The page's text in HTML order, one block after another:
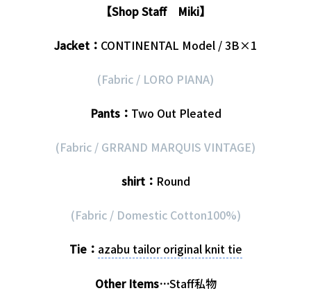
【Shop Staff Miki】
Jacket： CONTINENTAL Model / 3B×1
(Fabric / LORO PIANA)
Pants： Two Out Pleated
(Fabric / GRRAND MARQUIS VINTAGE)
shirt： Round
(Fabric / Domestic Cotton100%)
Tie： azabu tailor original knit tie
Other Items…Staff私物